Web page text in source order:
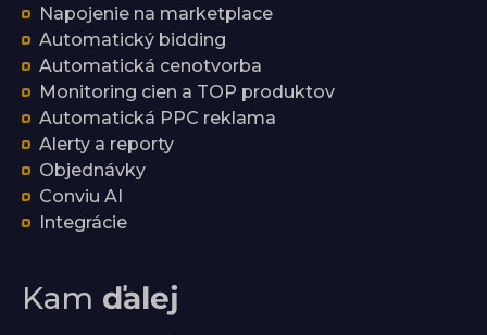
Napojenie na marketplace
Automatický bidding
Automatická cenotvorba
Monitoring cien a TOP produktov
Automatická PPC reklama
Alerty a reporty
Objednávky
Conviu AI
Integrácie
Kam ďalej